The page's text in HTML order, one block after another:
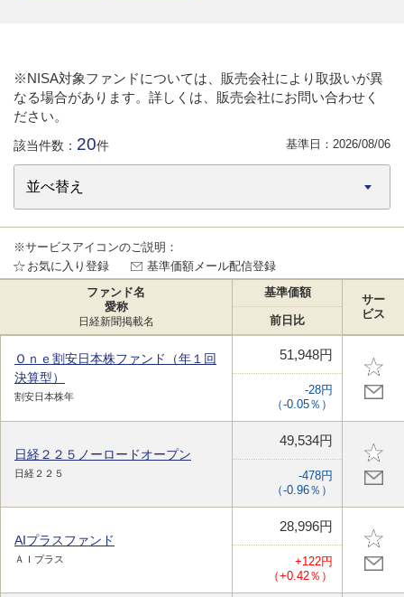
※NISA対象ファンドについては、販売会社により取扱いが異
なる場合があります。詳しくは、販売会社にお問い合わせく
ださい。
該当件数： 20件 基準日： 2026/08/06
※サービスアイコンのご説明：
お気に入り登録
基準価額メール配信登録
ファンド名
愛称
日経新聞掲載名
基準価額
サー
ビス
前日比
Ｏｎｅ割安日本株ファンド（年１回
決算型）
割安日本株年
51,948円
-28円
（-0.05％）
日経２２５ノーロードオープン
日経２２５
49,534円
-478円
（-0.96％）
AIプラスファンド
ＡＩプラス
28,996円
+122円
（+0.42％）